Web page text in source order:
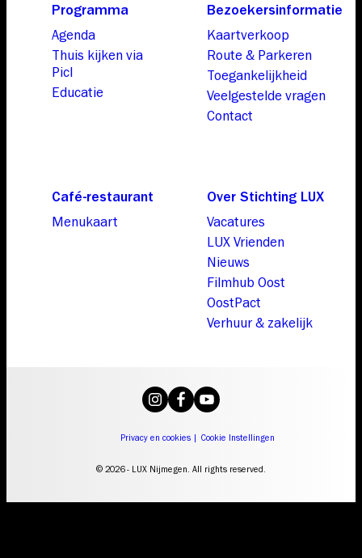
Programma
Agenda
Thuis kijken via
Picl
Educatie
Bezoekersinformatie
Kaartverkoop
Route & Parkeren
Toegankelijkheid
Veelgestelde vragen
Contact
Café-restaurant
Menukaart
Over Stichting LUX
Vacatures
LUX Vrienden
Nieuws
Filmhub Oost
OostPact
Verhuur & zakelijk
Privacy en cookies Cookie Instellingen
© 2026 - LUX Nijmegen. All rights reserved.